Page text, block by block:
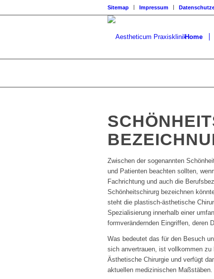
Sitemap Impressum
Home
Zwischen der sogenannten
und Patienten beachten sollten,
Fachrichtung und auch die
Schönheitschirurg bezeichnen
steht die plastisch-ästhetische
Spezialisierung innerhalb einer
formverändernden Eingriffen, deren
Was bedeutet das für den Besuch
sich anvertrauen, ist vollkommen
Ästhetische Chirurgie und verfügt
aktuellen medizinischen